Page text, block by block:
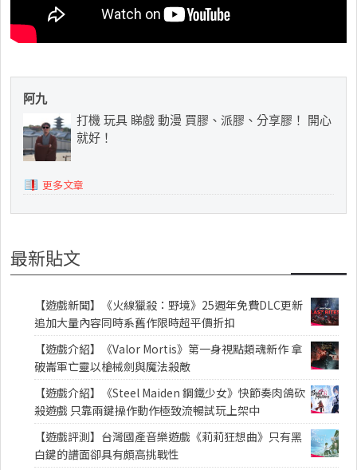
阿九
打機 玩具 睇戲 動漫 買膠、派膠、分享膠！ 開心
就好！
更多文章
最新貼文
【遊戲新聞】《火線獵殺：野境》25週年免費DLC更新
追加大量內容同時系舊作限時超平價折扣
【遊戲介紹】《Valor Mortis》第一身視點類魂新作 拿
破崙軍亡靈以槍械劍與魔法殺敵
【遊戲介紹】《Steel Maiden 鋼鐵少女》快節奏肉鴿砍
殺遊戲 只靠兩鍵操作動作極致流暢試玩上架中
【遊戲評測】台灣國產音樂遊戲《莉莉狂想曲》只有黑
白鍵的譜面卻具有頗高挑戰性